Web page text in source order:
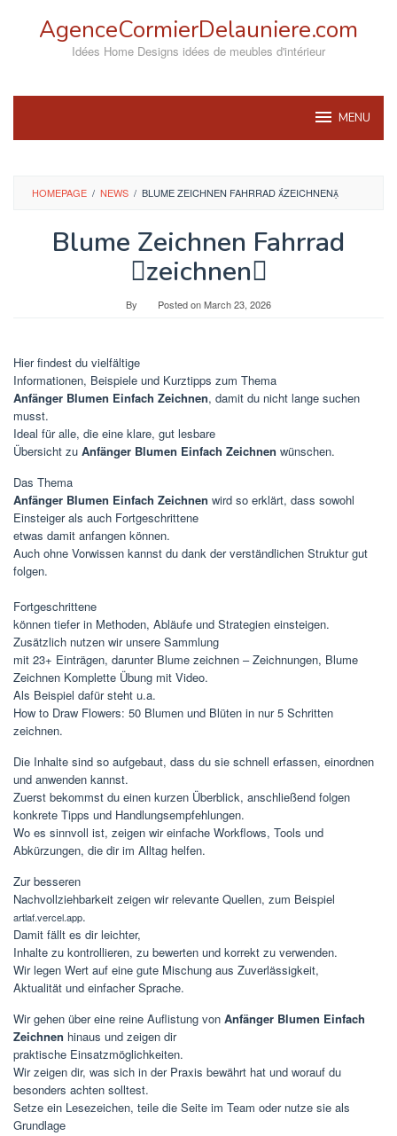
AgenceCormierDelauniere.com
Idées Home Designs idées de meubles d'intérieur
MENU
HOMEPAGE / NEWS / BLUME ZEICHNEN FAHRRAD ZEICHNEN
Blume Zeichnen Fahrrad
zeichnen
By Posted onMarch 23, 2026
Hier findest du vielfältige
Informationen, Beispiele und Kurztipps zum Thema
Anfänger Blumen Einfach Zeichnen, damit du nicht lange suchen
musst.
Ideal für alle, die eine klare, gut lesbare
Übersicht zu Anfänger Blumen Einfach Zeichnen wünschen.
Das Thema
Anfänger Blumen Einfach Zeichnen wird so erklärt, dass sowohl
Einsteiger als auch Fortgeschrittene
etwas damit anfangen können.
Auch ohne Vorwissen kannst du dank der verständlichen Struktur gut
folgen.
Fortgeschrittene
können tiefer in Methoden, Abläufe und Strategien einsteigen.
Zusätzlich nutzen wir unsere Sammlung
mit 23+ Einträgen, darunter Blume zeichnen – Zeichnungen, Blume
Zeichnen Komplette Übung mit Video.
Als Beispiel dafür steht u.a.
How to Draw Flowers: 50 Blumen und Blüten in nur 5 Schritten
zeichnen.
Die Inhalte sind so aufgebaut, dass du sie schnell erfassen, einordnen
und anwenden kannst.
Zuerst bekommst du einen kurzen Überblick, anschließend folgen
konkrete Tipps und Handlungsempfehlungen.
Wo es sinnvoll ist, zeigen wir einfache Workflows, Tools und
Abkürzungen, die dir im Alltag helfen.
Zur besseren
Nachvollziehbarkeit zeigen wir relevante Quellen, zum Beispiel
artlaf.vercel.app.
Damit fällt es dir leichter,
Inhalte zu kontrollieren, zu bewerten und korrekt zu verwenden.
Wir legen Wert auf eine gute Mischung aus Zuverlässigkeit,
Aktualität und einfacher Sprache.
Wir gehen über eine reine Auflistung von Anfänger Blumen Einfach
Zeichnen hinaus und zeigen dir
praktische Einsatzmöglichkeiten.
Wir zeigen dir, was sich in der Praxis bewährt hat und worauf du
besonders achten solltest.
Setze ein Lesezeichen, teile die Seite im Team oder nutze sie als
Grundlage